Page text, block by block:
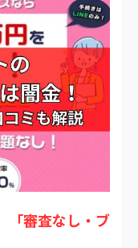
「審査なし・ブ